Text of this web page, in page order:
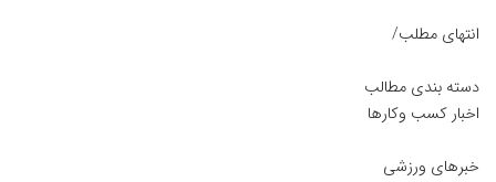
انتهای مطلب/
دسته بندی مطالب
اخبار کسب وکارها
خبرهای ورزشی